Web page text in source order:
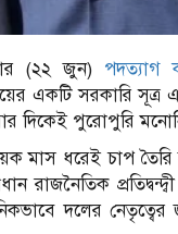
(২২ জুন) পদত্যাগ
একটি সরকারি
দিকেই পুরোপুরি
মাস ধরেই চাপ
প্রতিদ্বন্দ্বী
দলের নেতৃত্বের জন্য